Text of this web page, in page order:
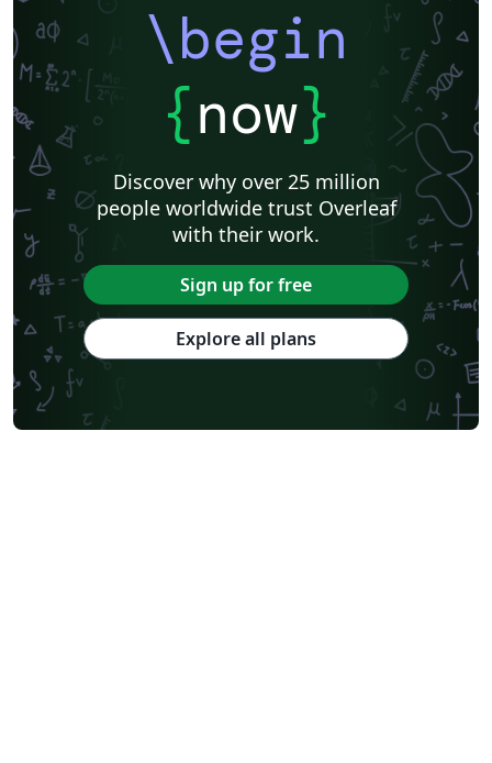
\begin
{now}
Discover why over 25 million
people worldwide trust Overleaf
with their work.
Sign up for free
Explore all plans